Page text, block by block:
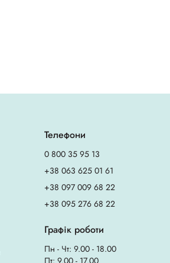
Телефони
0 800 35 95 13
+38 063 625 01 61
+38 097 009 68 22
+38 095 276 68 22
Графік роботи
Пн - Чт: 9.00 - 18.00
Пт: 9.00 - 17.00